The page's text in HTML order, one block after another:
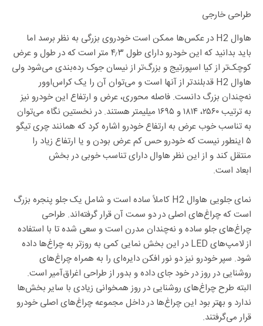
طراحی خارجی
هاوال H2 در عکس‌ها ممکن است خودروی بزرگی به نظر برسد اما
باید بدانید که این خودرو دارای طول ۴٫۳ متر است که در طول و عرض
کوچک‌تر از کیا اسپورتیج و بزرگ‌تر از نیسان جوک رده‌بندی می‌شود ولی
هاوال H2 قدبلندتر از آنها است و می‌توان آن را یک کراس‌اوور
نه‌چندان بزرگ دانست. فاصله محوری، عرض و ارتفاع این خودرو نیز
به ترتیب ۲۵۶۰، ۱۸۱۴ و ۱۶۹۵ میلیمتر هستند. در نخستین نگاه می‌توان
به تناسب خوب عرض به ارتفاع خودرو اشاره کرد که همانند چری تیگو
۵ اینطور نیست که خودرو حس کم عرض بودن و یا ارتفاع زیاد را
منتقل کند و از این نظر هاوال دارای تناسب خوبی در بخش
ابعاد است.
نمای جلویی هاوال H2 کاملاً ساده است و شامل یک جلو پنجره بزرگ
است که چراغ‌های اصلی در دو سمت آن قرار گرفته‌اند. طراحی
چراغ‌های جلو ساده و نه‌چندان مدرن است و سعی شده تا با استفاده
از لامپ‌های LED در این بخش نمایی کمی به روزتر به چراغ‌ها داده
شود. سپر خودرو نیز دو نور افکن دایره‌ای را به همراه چراغ‌های
روشنایی در روز در خود جای داده و بدور از طراحی اغراق‌آمیر است.
البته طرح چراغ‌های روشنایی در روز همخوانی زیادی با سایر بخش‌ها
ندارد و بهتر بود این چراغ‌ها در داخل مجموعه چراغ‌های اصلی خودرو
قرار می‌گرفتند.